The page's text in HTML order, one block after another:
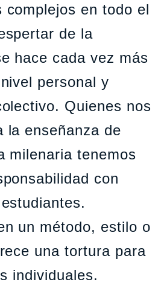
complejos en todo el
de la
hace cada vez más
personal y
Quienes nos
la enseñanza de
milenaria tenemos
con
un método, estilo o
una tortura para
individuales.